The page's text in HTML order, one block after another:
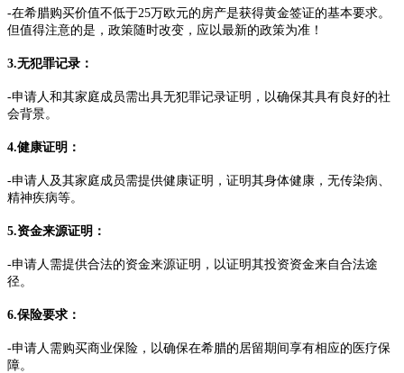
-在希腊购买价值不低于25万欧元的房产是获得黄金签证的基本要求。
但值得注意的是，政策随时改变，应以最新的政策为准！
3.无犯罪记录：
-申请人和其家庭成员需出具无犯罪记录证明，以确保其具有良好的社
会背景。
4.健康证明：
-申请人及其家庭成员需提供健康证明，证明其身体健康，无传染病、
精神疾病等。
5.资金来源证明：
-申请人需提供合法的资金来源证明，以证明其投资资金来自合法途
径。
6.保险要求：
-申请人需购买商业保险，以确保在希腊的居留期间享有相应的医疗保
障。